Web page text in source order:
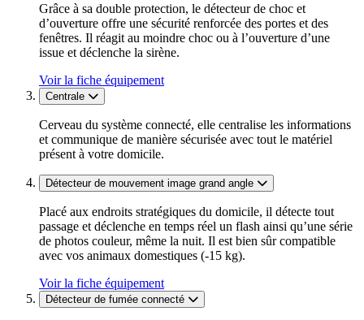
Grâce à sa double protection, le détecteur de choc et
d’ouverture offre une sécurité renforcée des portes et des
fenêtres. Il réagit au moindre choc ou à l’ouverture d’une
issue et déclenche la sirène.
Voir la fiche équipement
Centrale
Cerveau du système connecté, elle centralise les informations
et communique de manière sécurisée avec tout le matériel
présent à votre domicile.
Détecteur de mouvement image grand angle
Placé aux endroits stratégiques du domicile, il détecte tout
passage et déclenche en temps réel un flash ainsi qu’une série
de photos couleur, même la nuit. Il est bien sûr compatible
avec vos animaux domestiques (-15 kg).
Voir la fiche équipement
Détecteur de fumée connecté